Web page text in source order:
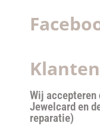
Wij accepteren
Jewelcard en
reparatie)